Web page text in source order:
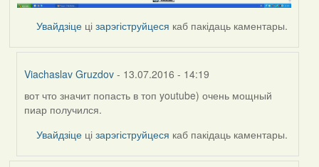
Увайдзіце цізарэгіструйцеся каб пакідаць каментары.
Viachaslav Gruzdov - 13.07.2016 - 14:19
In
reply
Harrier
вот что значит попасть в топ youtube) очень мощный
пиар получился.
Увайдзіце цізарэгіструйцеся каб пакідаць каментары.